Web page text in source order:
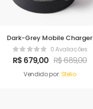
Dark-Grey Mobile Charger
0 Avaliações
R$679,00 R$689,00
Vendido por: Stelio